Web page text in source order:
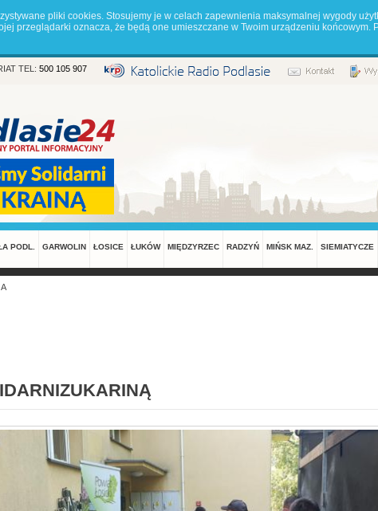
pliki cookies. Stosujemy je w celach zapewnienia maksymalnej wygody
przeglądarki oznacza, że będą one umieszczane w Twoim urządzeniu końcowym.
TEL: 500 105 907
PODL. GARWOLIN ŁOSICE ŁUKÓW MIĘDZYRZEC RADZYŃ MIŃSK MAZ. SIEMIATYCZE